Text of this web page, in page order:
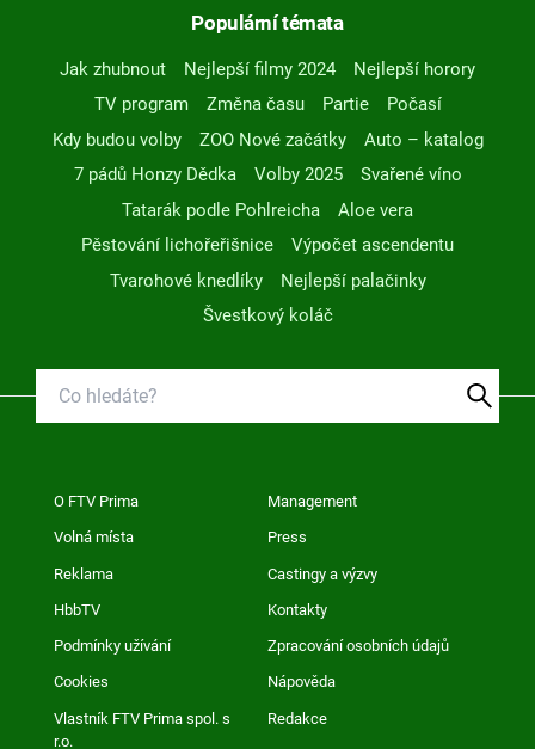
Populární témata
Jak zhubnout Nejlepší filmy 2024
Nejlepší horory
TV program
Změna času Partie
Počasí
Kdy budou volby
ZOO Nové začátky
Auto – katalog
7 pádů Honzy Dědka
Volby 2025
Svařené víno
Tatarák podle Pohlreicha
Aloe vera
Pěstování lichořeřišnice
Výpočet ascendentu
Tvarohové knedlíky
Nejlepší palačinky
Švestkový koláč
O FTV Prima Management
Volná místa Press
Reklama Castingy a výzvy
HbbTV Kontakty
Podmínky užívání Zpracování osobních údajů
Cookies Nápověda
Vlastník FTV Prima spol. s
r.o.
Redakce